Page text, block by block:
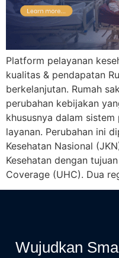
Platform pelayanan
kualitas & pendapatan
berkelanjutan. Rumah
perubahan kebijakan
khususnya dalam
layanan. Perubahan ini
Kesehatan Nasional
Kesehatan dengan
Coverage (UHC). Dua
Wujudkan